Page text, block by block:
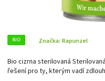
BIO Značka: Rapunzel
Bio cizrna sterilovaná
řešení pro ty, kterým vadí